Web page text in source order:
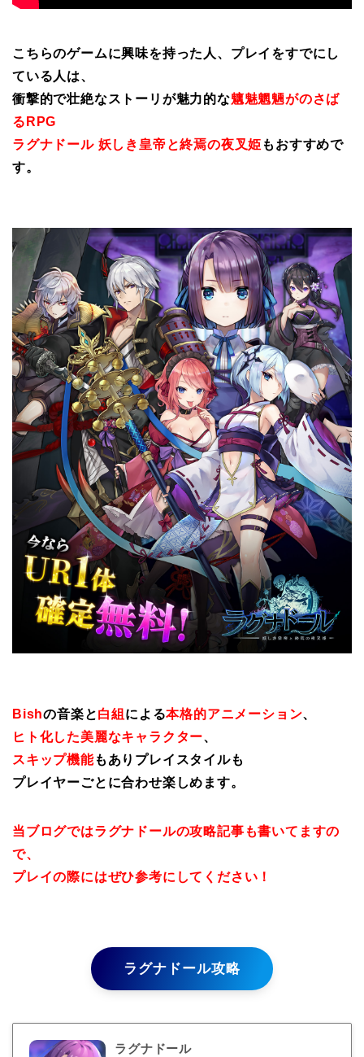
こちらのゲームに興味を持った人、プレイをすでにし
ている人は、
衝撃的で壮絶なストーリが魅力的な魑魅魍魎がのさば
るRPG
ラグナドール 妖しき皇帝と終焉の夜叉姫 もおすすめで
す。
Bishの音楽と白組 による本格的アニメーション、
ヒト化した美麗なキャラクター、
スキップ機能もありプレイスタイルも
プレイヤーごとに合わせ楽しめます。
当ブログではラグナドールの攻略記事も書いてますの
で、
プレイの際にはぜひ参考にしてください！
ラグナドール攻略
ラグナドール